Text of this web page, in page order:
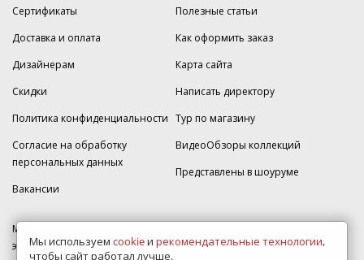
Сертификаты
Доставка и оплата
Дизайнерам
Скидки
Политика конфиденциальности
Согласие на обработку
персональных данных
Вакансии
Полезные статьи
Как оформить заказ
Карта сайта
Написать директору
Тур по магазину
ВидеоОбзоры коллекций
Представлены в шоуруме
МКАД 2км внешняя сторона, д. 2, ТРЦ "Шоколад" (РИО) Реутов, -1
этаж, магазин Плитка-SDVK.
Мы используем cookieи рекомендательные технологии,
чтобы сайт работал лучше.